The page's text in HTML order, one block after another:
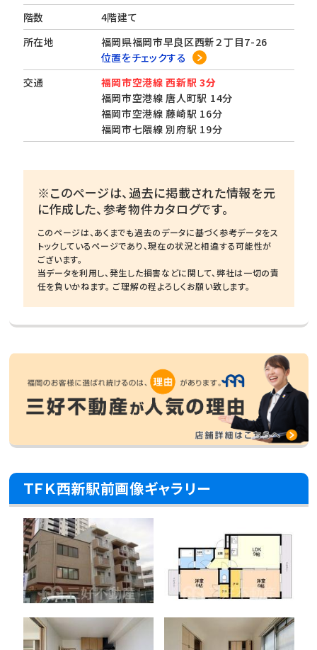
階数
4階建て
所在地
福岡県福岡市早良区西新２丁目7-26
位置をチェックする
交通
福岡市空港線 西新駅 3分
福岡市空港線 唐人町駅 14分
福岡市空港線 藤崎駅 16分
福岡市七隈線 別府駅 19分
※このページは、過去に掲載された情報を元
に作成した、参考物件カタログです。
このページは、あくまでも過去のデータに基づく参考データをス
トックしているページであり、現在の状況と相違する可能性が
ございます。
当データを利用し、発生した損害などに関して、弊社は一切の責
任を負いかねます。 ご理解の程よろしくお願い致します。
ＴＦＫ西新駅前画像ギャラリー